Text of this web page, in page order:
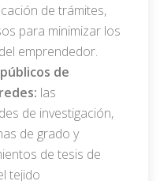
de trámites,
para minimizar los
emprendedor.
de
las
de investigación,
de grado y
de tesis de
tejido